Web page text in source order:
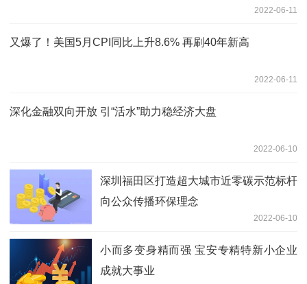
2022-06-11
又爆了！美国5月CPI同比上升8.6% 再刷40年新高
2022-06-11
深化金融双向开放 引“活水”助力稳经济大盘
2022-06-10
深圳福田区打造超大城市近零碳示范标杆
向公众传播环保理念
2022-06-10
小而多变身精而强 宝安专精特新小企业
成就大事业